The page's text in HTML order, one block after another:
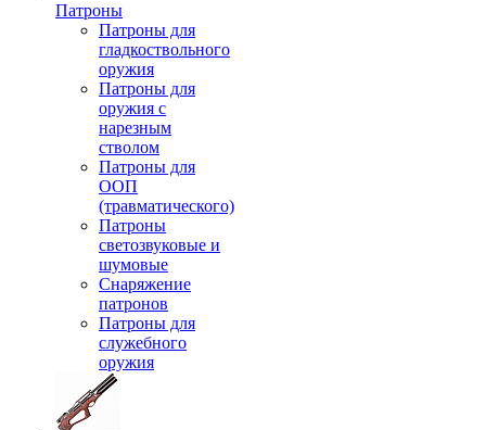
Патроны
Патроны для
гладкоствольного
оружия
Патроны для
оружия с
нарезным
стволом
Патроны для
ООП
(травматического)
Патроны
светозвуковые и
шумовые
Снаряжение
патронов
Патроны для
служебного
оружия